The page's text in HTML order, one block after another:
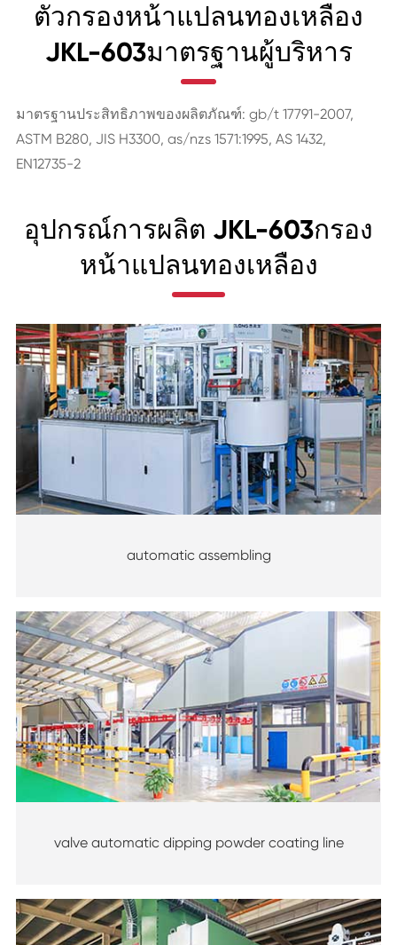
ตัวกรองหน้าแปลนทองเหลือง
JKL-603มาตรฐานผู้บริหาร
มาตรฐานประสิทธิภาพของผลิตภัณฑ์: gb/t 17791-2007,
ASTM B280, JIS H3300, as/nzs 1571:1995, AS 1432,
EN12735-2
อุปกรณ์การผลิต JKL-603กรอง
หน้าแปลนทองเหลือง
automatic assembling
valve automatic dipping powder coating line